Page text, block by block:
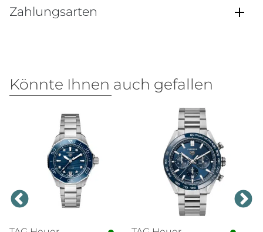
Zahlungsarten
Könnte Ihnen auch gefallen